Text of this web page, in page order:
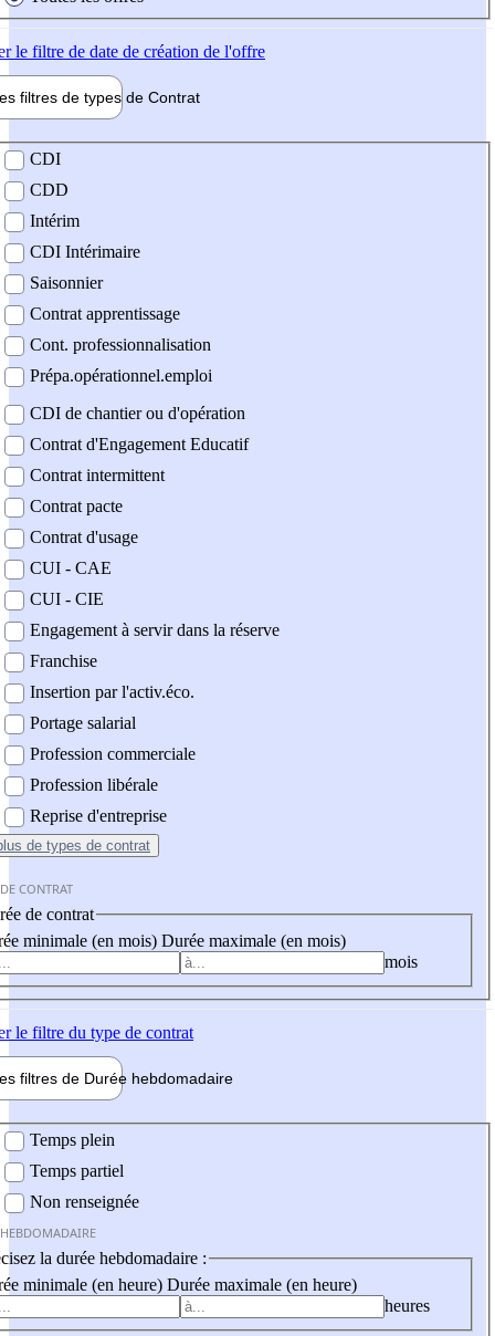
le filtre de date de création de l'offre
filtres de types de Contrat
contrat
CDI
CDD
Intérim
CDI Intérimaire
Saisonnier
Contrat apprentissage
Cont. professionnalisation
Prépa.opérationnel.emploi
CDI de chantier ou d'opération
Contrat d'Engagement Educatif
Contrat intermittent
Contrat pacte
Contrat d'usage
CUI - CAE
CUI - CIE
Engagement à servir dans la réserve
Franchise
Insertion par l'activ.éco.
Portage salarial
Profession commerciale
Profession libérale
Reprise d'entreprise
de types de contrat
CONTRAT
de contrat
minimale (en mois) Durée maximale (en mois)
mois
le filtre du type de contrat
filtres de Durée hebdomadaire
Temps plein
Temps partiel
Non renseignée
la durée hebdomadaire :
minimale (en heure) Durée maximale (en heure)
heures